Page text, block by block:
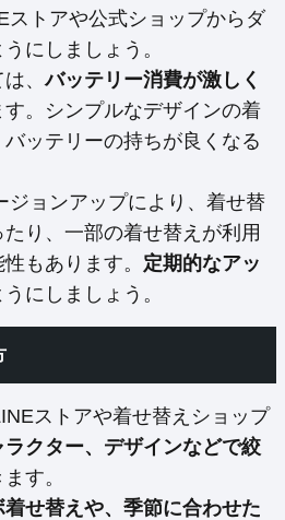
ストアや公式ショップからダ
にしましょう。
は、バッテリー消費が激しく
。シンプルなデザインの着
ッテリーの持ちが良くなる
ジョンアップにより、着せ替
り、一部の着せ替えが利用
もあります。 定期的なアッ
にしましょう。
ストアや着せ替えショップ
クター、デザインなどで絞
す。
せ替えや、季節に合わせた